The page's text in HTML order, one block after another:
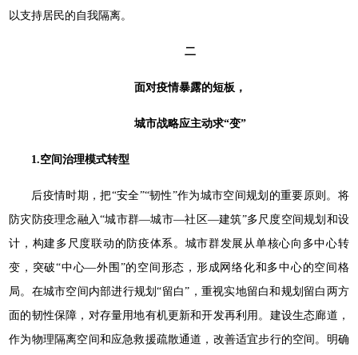
以支持居民的自我隔离。
二
面对疫情暴露的短板，
城市战略应主动求“变”
1.空间治理模式转型
后疫情时期，把“安全”“韧性”作为城市空间规划的重要原则。将
防灾防疫理念融入“城市群—城市—社区—建筑”多尺度空间规划和设
计，构建多尺度联动的防疫体系。城市群发展从单核心向多中心转
变，突破“中心—外围”的空间形态，形成网络化和多中心的空间格
局。在城市空间内部进行规划“留白”，重视实地留白和规划留白两方
面的韧性保障，对存量用地有机更新和开发再利用。建设生态廊道，
作为物理隔离空间和应急救援疏散通道，改善适宜步行的空间。明确